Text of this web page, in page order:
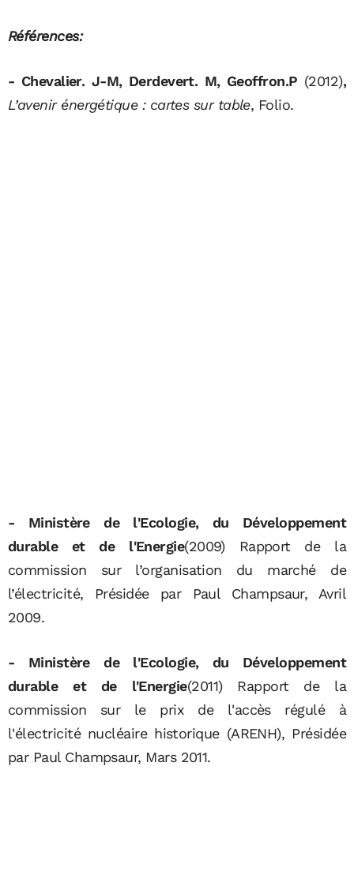
Références:
- Chevalier. J-M, Derdevert. M, Geoffron.P (2012),
L’avenir énergétique : cartes sur table, Folio.
- Ministère de l'Ecologie, du Développement
durable et de l'Energie(2009) Rapport de la
commission sur l’organisation du marché de
l’électricité, Présidée par Paul Champsaur, Avril
2009.
- Ministère de l'Ecologie, du Développement
durable et de l'Energie(2011) Rapport de la
commission sur le prix de l'accès régulé à
l'électricité nucléaire historique (ARENH), Présidée
par Paul Champsaur, Mars 2011.